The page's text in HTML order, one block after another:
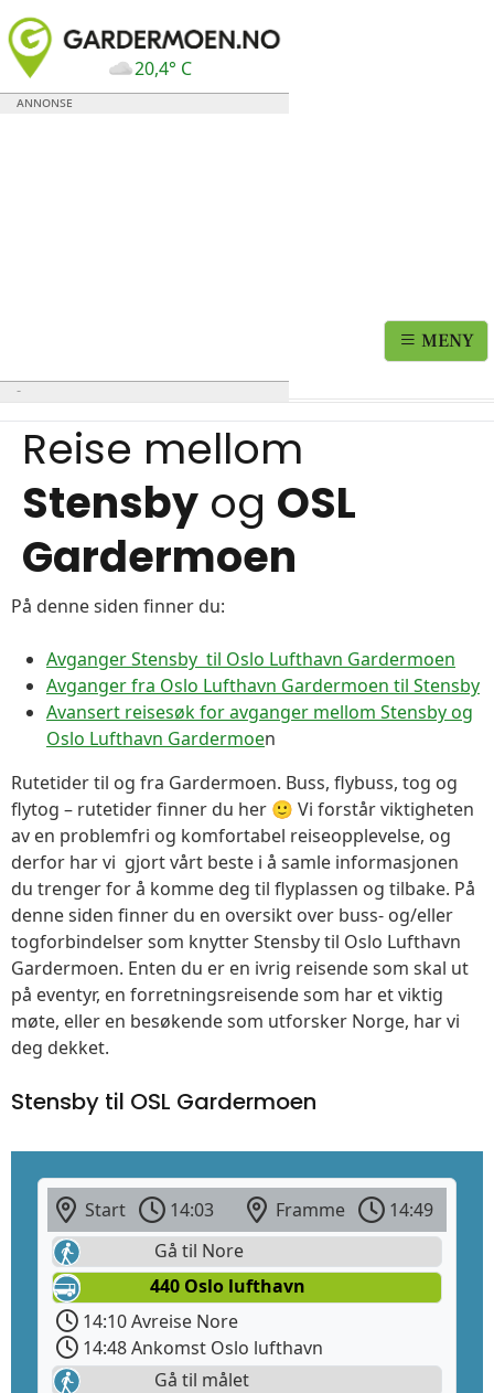
20,4° C
MENY
Reise mellom
Stensby og OSL
Gardermoen
På denne siden finner du:
Avganger Stensby til Oslo Lufthavn Gardermoen
Avganger fra Oslo Lufthavn Gardermoen til Stensby
Avansert reisesøk for avganger mellom Stensby og
Oslo Lufthavn Gardermoen
Rutetider til og fra Gardermoen. Buss, flybuss, tog og
flytog – rutetider finner du her 🙂 Vi forstår viktigheten
av en problemfri og komfortabel reiseopplevelse, og
derfor har vi gjort vårt beste i å samle informasjonen
du trenger for å komme deg til flyplassen og tilbake. På
denne siden finner du en oversikt over buss- og/eller
togforbindelser som knytter Stensby til Oslo Lufthavn
Gardermoen. Enten du er en ivrig reisende som skal ut
på eventyr, en forretningsreisende som har et viktig
møte, eller en besøkende som utforsker Norge, har vi
deg dekket.
Stensby til OSL Gardermoen
Start 14:03 Framme
14:49
Gå til Nore
440 Oslo lufthavn
14:10 Avreise Nore
14:48 Ankomst Oslo lufthavn
Gå til målet